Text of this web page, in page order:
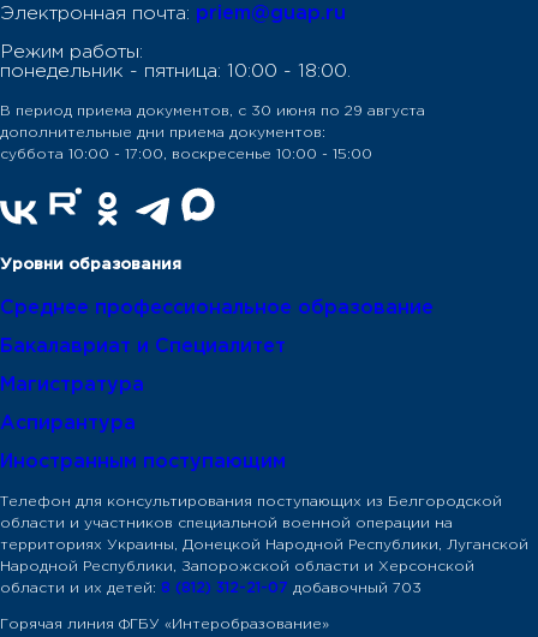
Электронная почта: priem@guap.ru
Режим работы:
понедельник - пятница: 10:00 - 18:00.
В период приема документов, с 30 июня по 29 августа
дополнительные дни приема документов:
суббота 10:00 - 17:00, воскресенье 10:00 - 15:00
Уровни образования
Среднее профессиональное образование
Бакалавриат и Специалитет
Магистратура
Аспирантура
Иностранным поступающим
Телефон для консультирования поступающих из Белгородской
области и участников специальной военной операции на
территориях Украины, Донецкой Народной Республики, Луганской
Народной Республики, Запорожской области и Херсонской
области и их детей: 8 (812) 312-21-07 добавочный 703
Горячая линия ФГБУ «Интеробразование»